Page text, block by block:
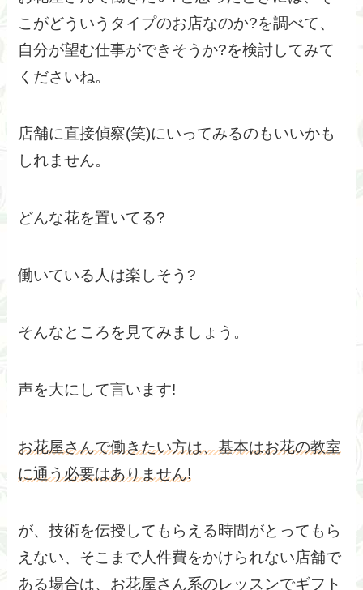
こがどういうタイプのお店なのか?を調べて、
自分が望む仕事ができそうか?を検討してみて
くださいね。
店舗に直接偵察(笑)にいってみるのもいいかも
しれません。
どんな花を置いてる?
働いている人は楽しそう?
そんなところを見てみましょう。
声を大にして言います!
お花屋さんで働きたい方は、基本はお花の教室
に通う必要はありません!
が、技術を伝授してもらえる時間がとってもら
えない、そこまで人件費をかけられない店舗で
ある場合は、お花屋さん系のレッスンでギフト